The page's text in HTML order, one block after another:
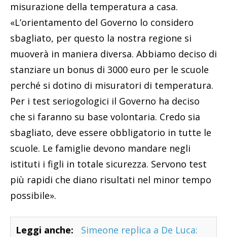
misurazione della temperatura a casa.
«L’orientamento del Governo lo considero
sbagliato, per questo la nostra regione si
muoverà in maniera diversa. Abbiamo deciso di
stanziare un bonus di 3000 euro per le scuole
perché si dotino di misuratori di temperatura.
Per i test seriogologici il Governo ha deciso
che si faranno su base volontaria. Credo sia
sbagliato, deve essere obbligatorio in tutte le
scuole. Le famiglie devono mandare negli
istituti i figli in totale sicurezza. Servono test
più rapidi che diano risultati nel minor tempo
possibile».
Leggi anche:
Simeone replica a De Luca: